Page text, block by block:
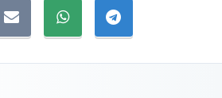
Jaa sähköpostitse
Jaa WhatsAppissa
Jaa